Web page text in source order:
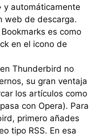
y automáticamente
web de descarga.
es como
en el icono de
Thunderbird no
su gran ventaja
los artículos como
con Opera). Para
primero añades
tipo RSS. En esa